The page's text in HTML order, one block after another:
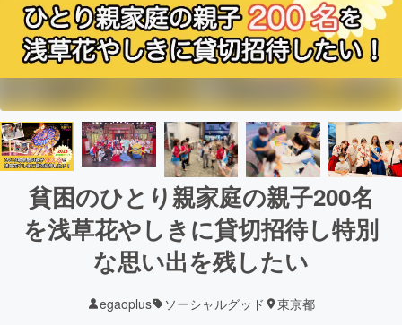
貧困のひとり親家庭の親子200名
を浅草花やしきに貸切招待し特別
な思い出を残したい
egaoplus ソーシャルグッド 東京都